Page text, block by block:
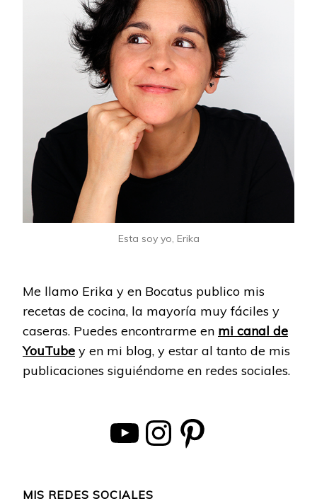
Esta soy yo, Erika
Me llamo Erika y en Bocatus publico mis
recetas de cocina, la mayoría muy fáciles y
caseras. Puedes encontrarme en mi canal de
YouTube y en mi blog, y estar al tanto de mis
publicaciones siguiéndome en redes sociales.
YouTube Instagram Pinterest
MIS REDES SOCIALES